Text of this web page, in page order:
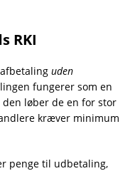
RKI
uden
fungerer som en
løber de en for stor
kræver minimum
penge til udbetaling,